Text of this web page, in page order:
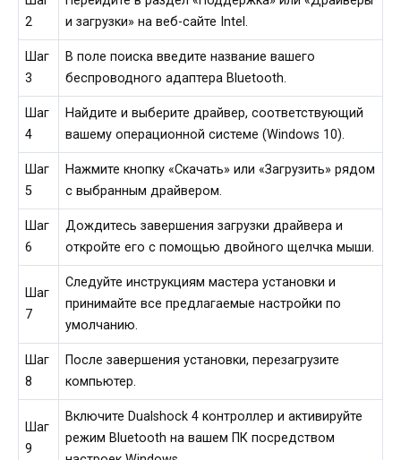
2
и загрузки» на веб-сайте Intel.
Шаг
3
В поле поиска введите название вашего
беспроводного адаптера Bluetooth.
Шаг
4
Найдите и выберите драйвер, соответствующий
вашему операционной системе (Windows 10).
Шаг
5
Нажмите кнопку «Скачать» или «Загрузить» рядом
с выбранным драйвером.
Шаг
6
Дождитесь завершения загрузки драйвера и
откройте его с помощью двойного щелчка мыши.
Шаг
7
Следуйте инструкциям мастера установки и
принимайте все предлагаемые настройки по
умолчанию.
Шаг
8
После завершения установки, перезагрузите
компьютер.
Шаг
9
Включите Dualshock 4 контроллер и активируйте
режим Bluetooth на вашем ПК посредством